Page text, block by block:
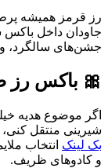
رز قرمز همیشه
جاودان داخل باکس
جشن‌های سالگرد،
🎀 باکس رز
اگر موضوع هدیه
شیرینی منتقل
بک لینک انتخاب
و کادوهای ظریف.